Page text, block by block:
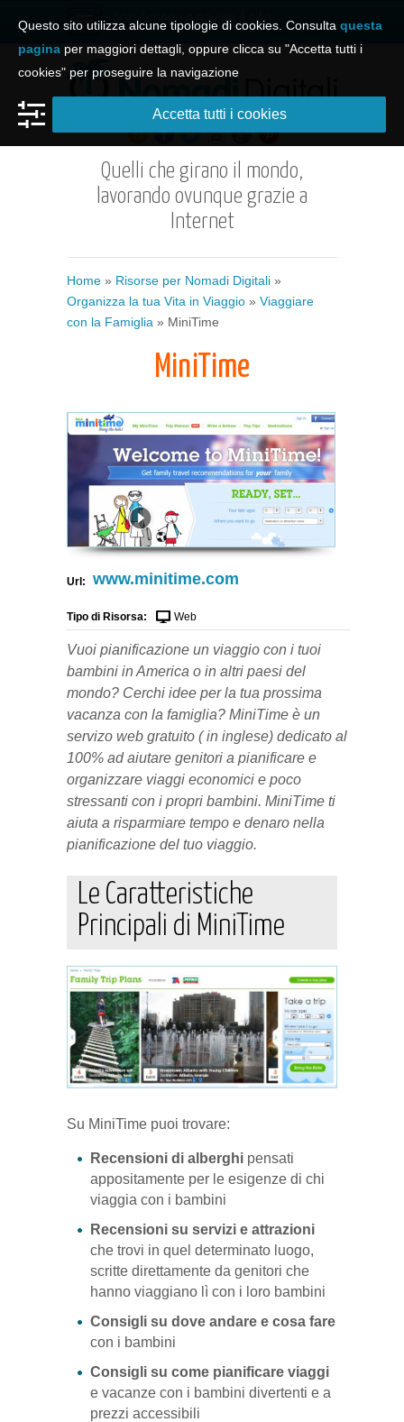
Apri il menu e naviga il sito
Quelli che girano il mondo,
lavorando ovunque grazie a
Internet
Home » Risorse per Nomadi Digitali »
Organizza la tua Vita in Viaggio » Viaggiare
con la Famiglia » MiniTime
MiniTime
Url: www.minitime.com
Tipo di Risorsa: Web
Vuoi pianificazione un viaggio con i tuoi
bambini in America o in altri paesi del
mondo? Cerchi idee per la tua prossima
vacanza con la famiglia? MiniTime è un
servizo web gratuito ( in inglese) dedicato al
100% ad aiutare genitori a pianificare e
organizzare viaggi economici e poco
stressanti con i propri bambini. MiniTime ti
aiuta a risparmiare tempo e denaro nella
pianificazione del tuo viaggio.
Le Caratteristiche
Principali di MiniTime
Su MiniTime puoi trovare:
Recensioni di alberghi pensati
appositamente per le esigenze di chi
viaggia con i bambini
Recensioni su servizi e attrazioni
che trovi in quel determinato luogo,
scritte direttamente da genitori che
hanno viaggiano lì con i loro bambini
Consigli su dove andare e cosa fare
con i bambini
Consigli su come pianificare viaggi
e vacanze con i bambini divertenti e a
prezzi accessibili
Questo sito utilizza alcune tipologie di cookies. Consulta questa
pagina per maggiori dettagli, oppure clicca su "Accetta tutti i
cookies" per proseguire la navigazione
Accetta tutti i cookies